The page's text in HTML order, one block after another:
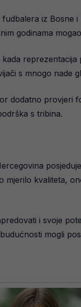
iz
godinama
s mnogo nade
dodatno provjeri
s tribina.
kvaliteta,
i svoje
mogli